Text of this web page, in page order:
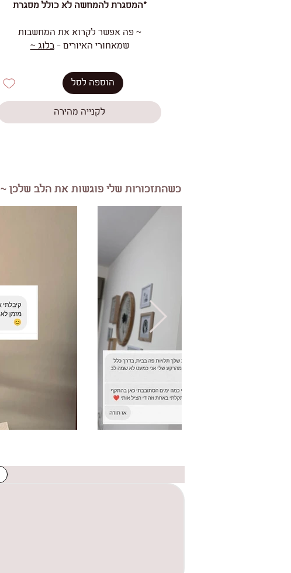
*המסגרת להמחשה לא כולל מסגרת
~ פה אפשר לקרוא את המחשבות
שמאחורי האיורים -בלוג ~
הוספה לסל
לקנייה מהירה
כשהתזכורות שלי פוגשות את הלב שלכן ~